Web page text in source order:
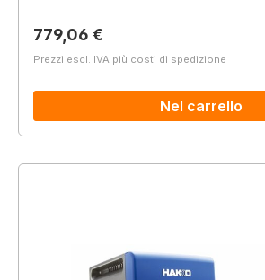
Prezzo normale:
779,06 €
Prezzi escl. IVA più costi di spedizione
Nel carrello